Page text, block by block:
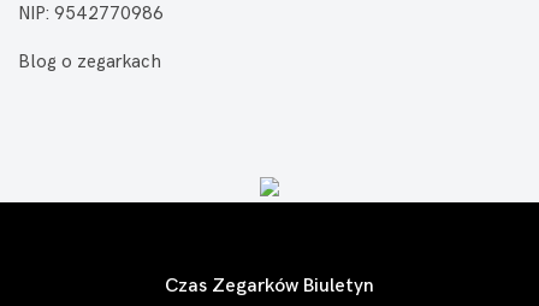
NIP: 9542770986
Blog o zegarkach
Czas Zegarków Biuletyn